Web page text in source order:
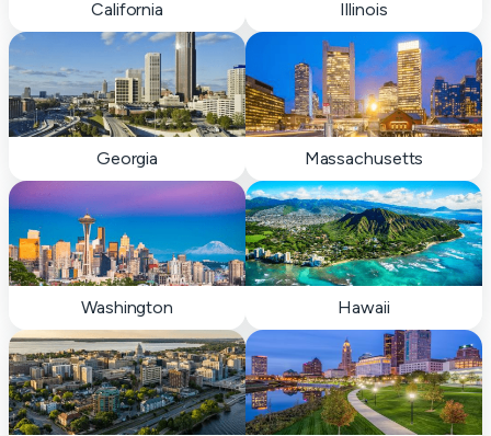
California Illinois
Georgia Massachusetts
Washington Hawaii